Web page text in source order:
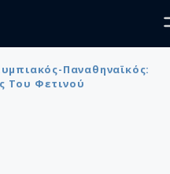
Παναθηναϊκός:
Του Φετινού